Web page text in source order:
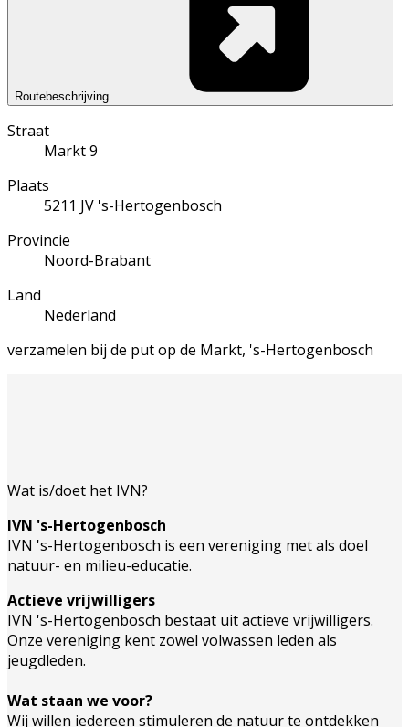
Routebeschrijving
Straat
Markt 9
Plaats
5211 JV 's-Hertogenbosch
Provincie
Noord-Brabant
Land
Nederland
verzamelen bij de put op de Markt, 's-Hertogenbosch
Wat is/doet het IVN?
IVN 's-Hertogenbosch
IVN 's-Hertogenbosch is een vereniging met als doel
natuur- en milieu-educatie.
Actieve vrijwilligers
IVN 's-Hertogenbosch bestaat uit actieve vrijwilligers.
Onze vereniging kent zowel volwassen leden als
jeugdleden.
Wat staan we voor?
Wij willen iedereen stimuleren de natuur te ontdekken